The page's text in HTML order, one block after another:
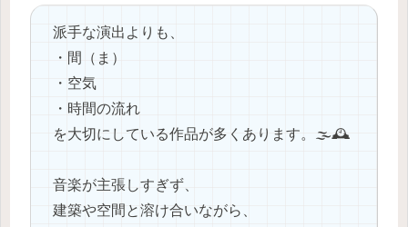
派手な演出よりも、
・間（ま）
・空気
・時間の流れ
を大切にしている作品が多くあります。🌫️🕰️
音楽が主張しすぎず、
建築や空間と溶け合いながら、